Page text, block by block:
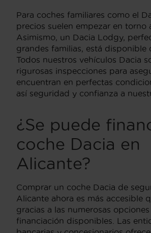
Para coches familiares como el
precios suelen empezar en torno
Asimismo, un Dacia Lodgy,
grandes familias, está disponible
Todos nuestros vehículos Dacia
rigurosas inspecciones para
encuentran en perfectas
así seguridad y confianza a
¿Se puede
coche Dacia en
Alicante?
Comprar un coche Dacia de
Alicante ahora es más accesible
gracias a las numerosas
financiación disponibles. Las